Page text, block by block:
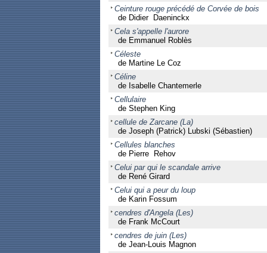
Ceinture rouge précédé de Corvée de bois
de Didier Daeninckx
Cela s'appelle l'aurore
de Emmanuel Roblès
Céleste
de Martine Le Coz
Céline
de Isabelle Chantemerle
Cellulaire
de Stephen King
cellule de Zarcane (La)
de Joseph (Patrick) Lubski (Sébastien)
Cellules blanches
de Pierre Rehov
Celui par qui le scandale arrive
de René Girard
Celui qui a peur du loup
de Karin Fossum
cendres d'Angela (Les)
de Frank McCourt
cendres de juin (Les)
de Jean-Louis Magnon